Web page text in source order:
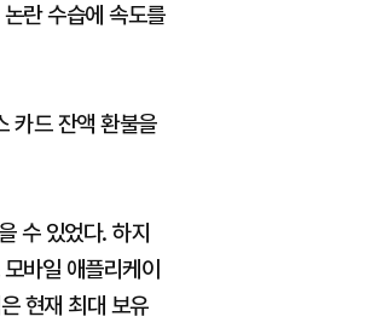
란 수습에 속도를
카드 잔액 환불을
수 있었다. 하지
바일 애플리케이
현재 최대 보유